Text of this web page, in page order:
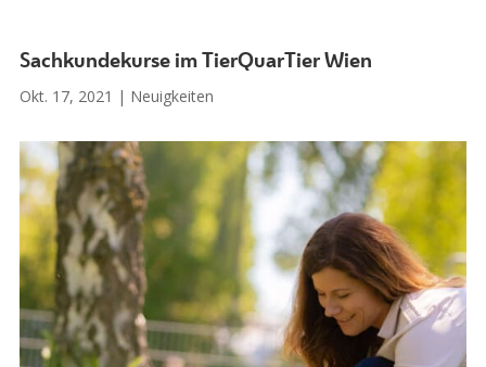
Sachkundekurse im TierQuarTier Wien
Okt. 17, 2021 | Neuigkeiten